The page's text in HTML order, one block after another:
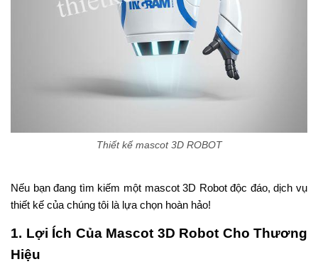
Thiết kế mascot 3D ROBOT
Nếu bạn đang tìm kiếm một mascot 3D Robot độc đáo, dịch vụ
thiết kế của chúng tôi là lựa chọn hoàn hảo!
1. Lợi Ích Của Mascot 3D Robot Cho Thương
Hiệu